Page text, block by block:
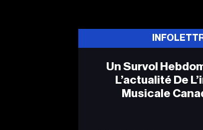
Un Survol
L’actualité De
Musicale